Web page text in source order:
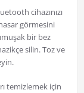
cihazınızı
görmesini
bir bez
silin. Toz ve
temizlemek için